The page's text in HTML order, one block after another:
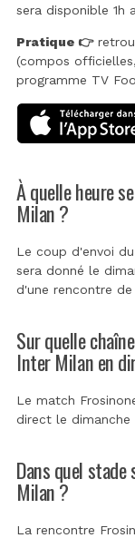
sera disponible 1h
Pratique 👉
(compos
programme TV
À quelle heure
Milan ?
Le coup d'envoi
sera donné le
d'une rencontre de
Sur quelle
Inter Milan en
Le match
direct le dimanche
Dans quel
Milan ?
La rencontre